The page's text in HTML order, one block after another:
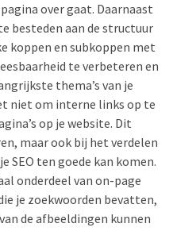
over gaat. Daarnaast
besteden aan de structuur
koppen en subkoppen met
te verbeteren en
thema’s van je
niet om interne links op te
op je website. Dit
maar ook bij het verdelen
SEO ten goede kan komen.
onderdeel van on-page
je zoekwoorden bevatten,
de afbeeldingen kunnen